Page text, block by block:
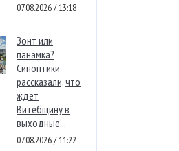
07.08.2026 / 13:18
Зонт или
панамка?
Синоптики
рассказали, что
ждет
Витебщину в
выходные...
07.08.2026 / 11:22